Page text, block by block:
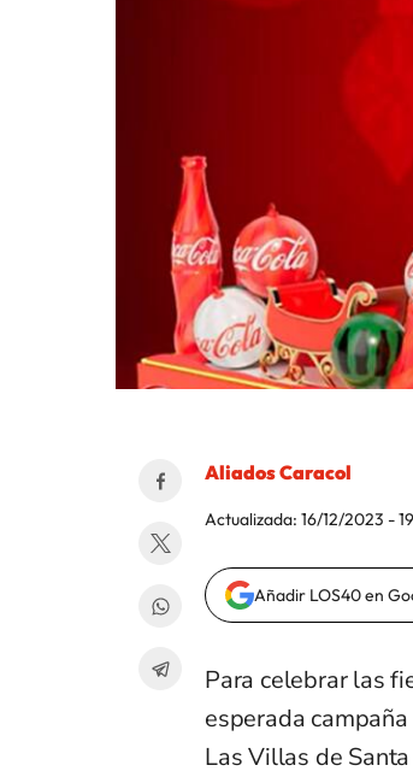
Aliados Caracol
Actualizada: 16/12/2023 -
Añadir LOS40 en
Para celebrar las
esperada
Las Villas de